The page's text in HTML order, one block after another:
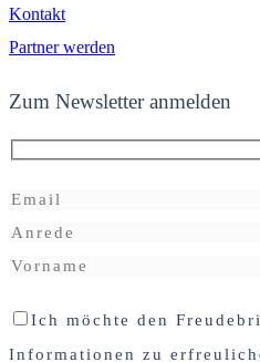
Kontakt
Partner werden
Zum Newsletter anmelden
Ich möchte den
Informationen zu